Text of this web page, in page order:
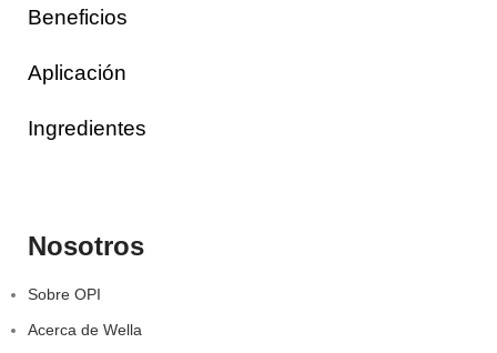
Beneficios
Aplicación
Ingredientes
Nosotros
Sobre OPI
Acerca de Wella